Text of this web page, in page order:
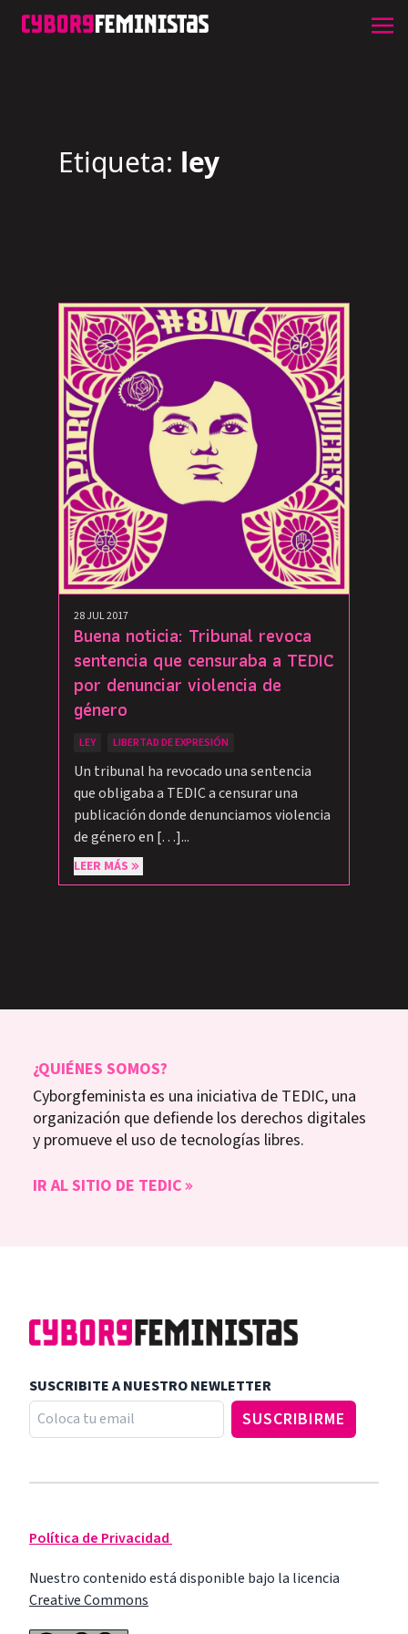
Etiqueta: ley
28 JUL 2017
Buena noticia: Tribunal revoca
sentencia que censuraba a TEDIC
por denunciar violencia de
género
LEY LIBERTAD DE EXPRESIÓN
Un tribunal ha revocado una sentencia
que obligaba a TEDIC a censurar una
publicación donde denunciamos violencia
de género en […]...
LEER MÁS
¿QUIÉNES SOMOS?
Cyborgfeminista es una iniciativa de TEDIC, una
organización que defiende los derechos digitales
y promueve el uso de tecnologías libres.
IR AL SITIO DE TEDIC
SUSCRIBITE A NUESTRO NEWLETTER
Política de Privacidad
Nuestro contenido está disponible bajo la licencia
Creative Commons